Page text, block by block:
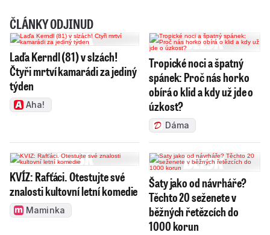
ČLÁNKY ODJINUD
Laďa Kerndl (81) v slzách!
Čtyři mrtví kamarádi za jediný
týden
Aha!
Tropické noci a špatný
spánek: Proč nás horko
obírá o klid a kdy už jde o
úzkost?
Dáma
KVÍZ: Rafťáci. Otestujte své
znalosti kultovní letní komedie
Maminka
Šaty jako od návrháře?
Těchto 20 seženete v
běžných řetězcích do
1000 korun